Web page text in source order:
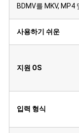
BDMV를 MKV, MP4
사용하기 쉬운
지원 OS
입력 형식